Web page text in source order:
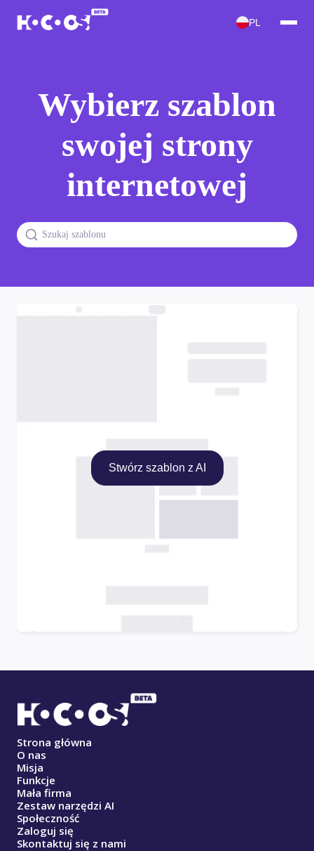
PL
Wybierz szablon
swojej strony
internetowej
Stwórz szablon z AI
Strona główna
O nas
Misja
Funkcje
Mała firma
Zestaw narzędzi AI
Społeczność
Zaloguj się
Skontaktuj się z nami